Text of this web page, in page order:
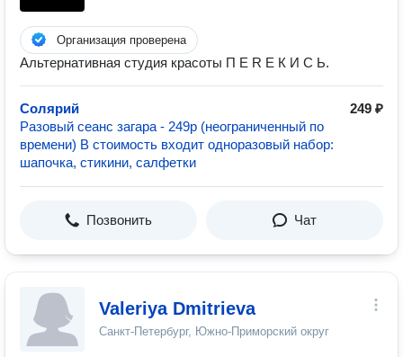
Организация проверена
Альтернативная студия красоты П Е R Е К И С Ь.
Солярий
249 ₽
Разовый сеанс загара - 249р (неограниченный по
времени) В стоимость входит одноразовый набор:
шапочка, стикини, салфетки
Позвонить Чат
Valeriya Dmitrieva
Санкт-Петербург, Южно-Приморский округ